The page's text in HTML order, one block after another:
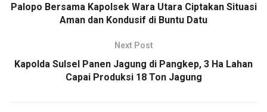
Palopo Bersama Kapolsek Wara Utara Ciptakan Situasi
Aman dan Kondusif di Buntu Datu
Next Post
Kapolda Sulsel Panen Jagung di Pangkep, 3 Ha Lahan
Capai Produksi 18 Ton Jagung